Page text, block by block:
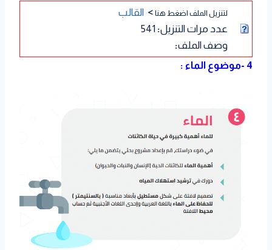
لتنزيل الملف اضغط هنا > القالب
عدد مرات التنزيل:
وصف الملف:
4 -موضوع الماء :